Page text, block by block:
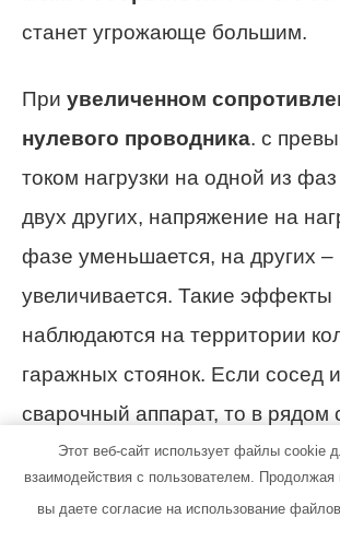
станет угрожающе большим.
При увеличенном
нулевого проводника. с
током нагрузки на одной из
двух других, напряжение на
фазе уменьшается, на других –
увеличивается. Такие эффекты
наблюдаются на территории
гаражных стоянок. Если сосед
сварочный аппарат, то в рядом
гаражах, подключенных к
свет в такт с работой сварки
Этот веб-сайт использует файлы cookie
взаимодействия с пользователем. Продолжая
вы даете согласие на использование